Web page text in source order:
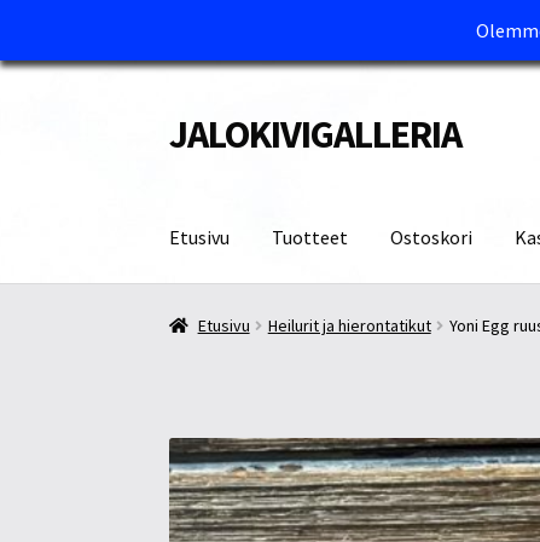
Siirry
navigointiin
Siirry
sisältöön
JALOKIVIGALLERIA
Etusivu Tuotteet Ostoskori
Etusivu Kassa Maksutavat ja Tärkeää tietää
Etusivu Heilurit ja hierontatikut Yoni Egg